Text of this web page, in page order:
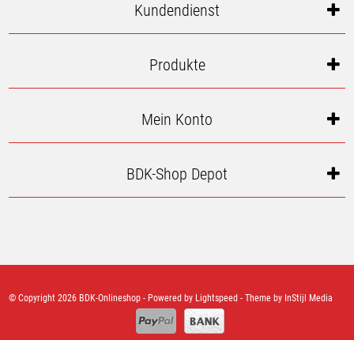
Kundendienst
Produkte
Mein Konto
BDK-Shop Depot
© Copyright 2026 BDK-Onlineshop - Powered by Lightspeed - Theme by InStijl Media